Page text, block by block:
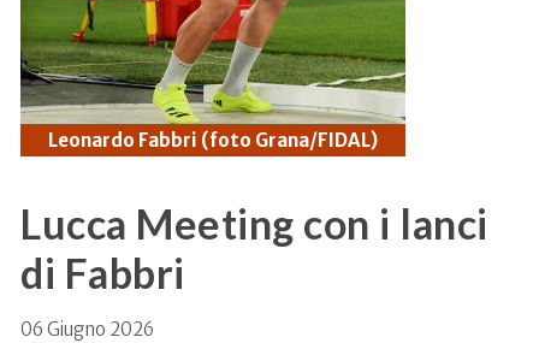
Leonardo Fabbri (foto Grana/FIDAL)
Lucca Meeting con i lanci
di Fabbri
06 Giugno 2026